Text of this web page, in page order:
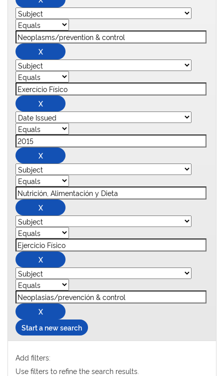
Start a new search
Add filters:
Use filters to refine the search results.